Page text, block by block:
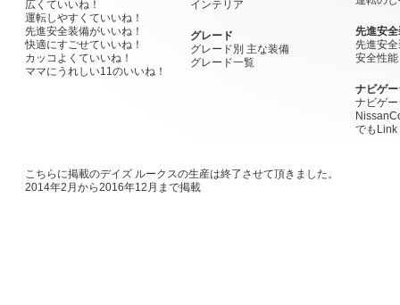
広くていいね！
運転しやすくていいね！
先進安全装備がいいね！
快適にすごせていいね！
カッコよくていいね！
ママにうれしい11のいいね！
インテリア
グレード
グレード別 主な装備
グレード一覧
先進安
先進安
安全性能
ナビゲ
ナビゲ
でもLink
こちらに掲載のデイズ ルークスの生産は終了させて頂きました。
2014年2月から2016年12月まで掲載